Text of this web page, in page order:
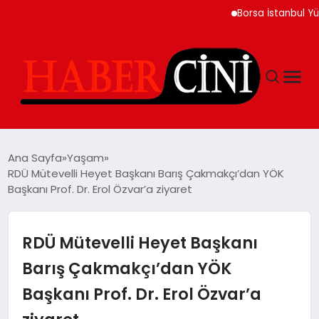
Borsa İstanbul
YAŞAM
GÜNCEL
TEKNOLOJI
Ana Sayfa Yaşam
RDÜ Mütevelli Heyet Başkanı Barış Çakmakçı’dan YÖK
Başkanı Prof. Dr. Erol Özvar’a ziyaret
RDÜ Mütevelli Heyet Başkanı
Barış Çakmakçı’dan YÖK
Başkanı Prof. Dr. Erol Özvar’a